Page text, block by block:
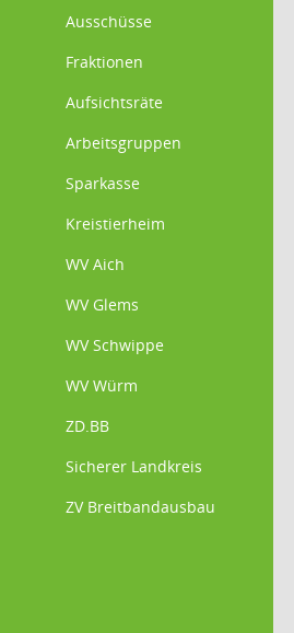
Ausschüsse
Fraktionen
Aufsichtsräte
Arbeitsgruppen
Sparkasse
Kreistierheim
WV Aich
WV Glems
WV Schwippe
WV Würm
ZD.BB
Sicherer Landkreis
ZV Breitbandausbau